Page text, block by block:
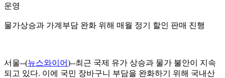
운영
물가상승과 가계부담 완화 위해 매월 정기 할인 판매 진행
서울--(뉴스와이어)--최근 국제 유가 상승과 물가 불안이 지속
되고 있다. 이에 국민 장바구니 부담을 완화하기 위해 국내산